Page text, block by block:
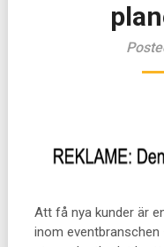
Att få nya kunder är
inom